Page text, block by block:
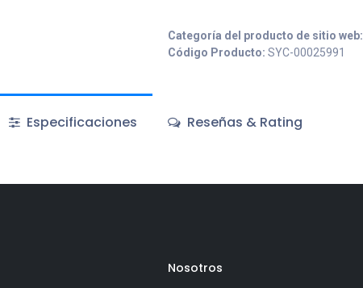
Categoría del producto de sitio web:
Código Producto: SYC-00025991
Especificaciones Reseñas & Rating
Nosotros